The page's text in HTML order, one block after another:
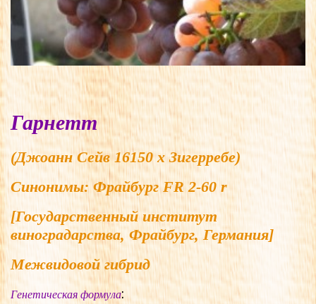
Гарнетт
(Джоанн Сейв 16150 x Зигерребе)
Синонимы:Фрайбург FR 2-60 r
[Государственный институт
виноградарства, Фрайбург, Германия]
Межвидовой гибрид
Генетическая формула: